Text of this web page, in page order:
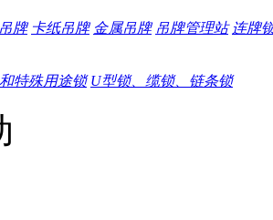
牌 卡纸吊牌 金属吊牌 吊牌管理站 连牌
特殊用途锁 U型锁、缆锁、链条锁